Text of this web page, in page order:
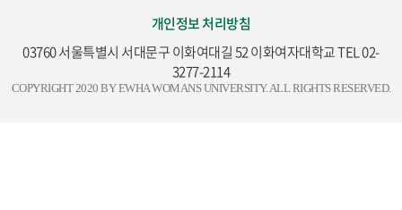
개인정보 처리방침
03760 서울특별시 서대문구 이화여대길 52 이화여자대학교 TEL 02-
3277-2114
COPYRIGHT 2020 BY EWHA WOMANS UNIVERSITY. ALL RIGHTS RESERVED.